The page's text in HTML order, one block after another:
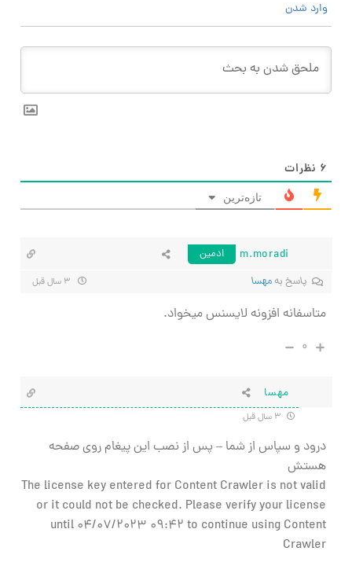
وارد شدن
۶ نظرات
تازه‌ترین
m.moradi
ادمین
پاسخ بهمهسا
متاسفانه افزونه لایسنس میخواد.
۰
مهسا
درود و سپاس از شما – پس از نصب این پیغام روی صفحه
هستش
The license key entered for Content Crawler is not valid
or it could not be checked. Please verify your license
until 04/07/2023 09:42 to continue using Content
Crawler